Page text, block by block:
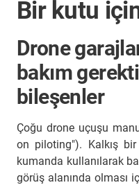
Bir kutu
Drone
bakım
bileşenler
Çoğu drone uçuşu
on piloting"). Kalkış
kumanda kullanılarak
görüş alanında olması